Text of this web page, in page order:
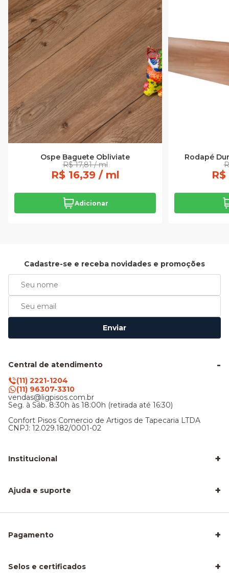
Ospe Baguete Obliviate
R$ 17,81 / ml
R$ 16,39 / ml
Adicionar
Rodapé
Cadastre-se e receba novidades e promoções
Enviar
Central de atendimento
(11) 2221-1204
(11) 96307-3310
vendas@ligpisos.com.br
Seg. à Sáb. 8:30h às 18:00h (retirada até 16:30)
Confort Pisos Comercio de Artigos de Tapecaria LTDA
CNPJ: 12.029.182/0001-02
Institucional +
Sobre nós
Nossa Loja
Ajuda e suporte +
Frete e entrega
Como Calcular a Área do seu Piso
Piso Laminado para Sala
Pagamento +
Selos e certificados +